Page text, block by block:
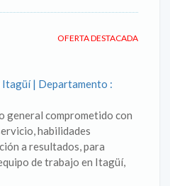
OFERTA DESTACADA
| Departamento :
general comprometido con
habilidades
a resultados, para
de trabajo en Itagüí,